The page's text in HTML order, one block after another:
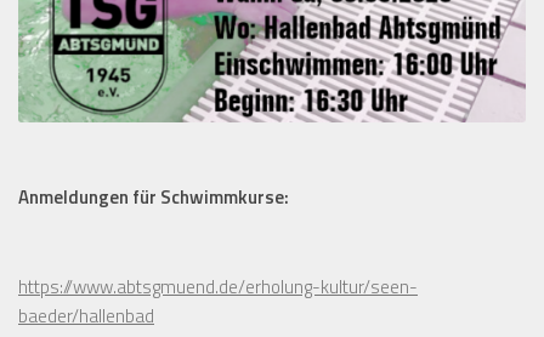
Anmeldungen für Schwimmkurse:
https://www.abtsgmuend.de/erholung-kultur/seen-
baeder/hallenbad